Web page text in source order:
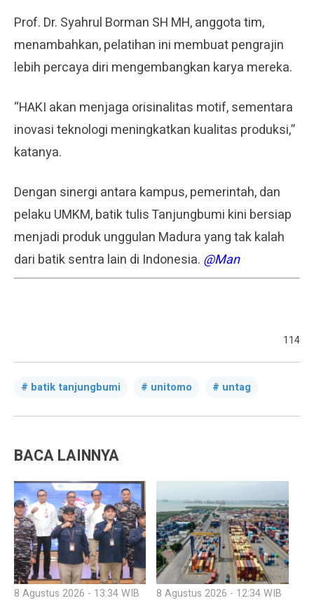
Prof. Dr. Syahrul Borman SH MH, anggota tim,
menambahkan, pelatihan ini membuat pengrajin
lebih percaya diri mengembangkan karya mereka.
“HAKI akan menjaga orisinalitas motif, sementara
inovasi teknologi meningkatkan kualitas produksi,”
katanya.
Dengan sinergi antara kampus, pemerintah, dan
pelaku UMKM, batik tulis Tanjungbumi kini bersiap
menjadi produk unggulan Madura yang tak kalah
dari batik sentra lain di Indonesia. @Man
114
batik tanjungbumi unitomo untag
BACA LAINNYA
8 Agustus 2026 - 13:34 WIB
8 Agustus 2026 - 12:34 WIB